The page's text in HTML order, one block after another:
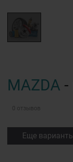
MAZDA
0 отзывов
Еще